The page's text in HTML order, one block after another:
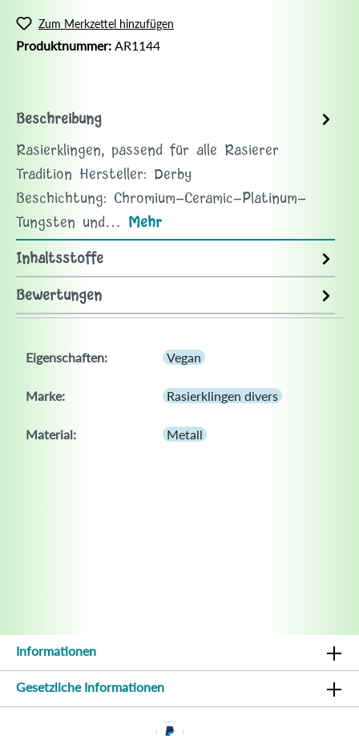
Zum Merkzettel hinzufügen
Produktnummer: AR1144
Beschreibung
Rasierklingen, passend für alle Rasierer
Tradition Hersteller: Derby
Beschichtung: Chromium-Ceramic-Platinum-
Tungsten und… Mehr
Inhaltsstoffe
Bewertungen
Eigenschaften: Vegan
Marke: Rasierklingen divers
Material: Metall
Informationen
Gesetzliche Informationen